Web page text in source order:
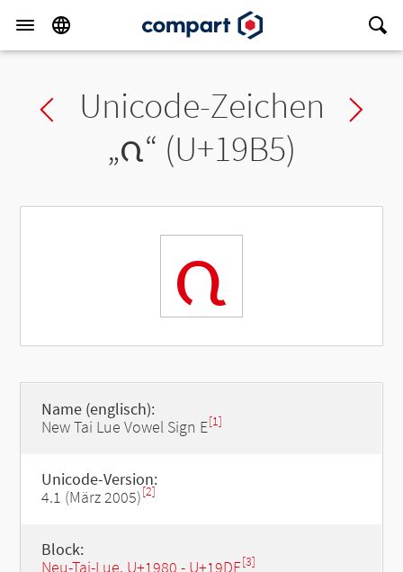
Previous char
Unicode-Zeichen
„ᦵ“ (U+19B5)
ᦵ
Name (englisch):
New Tai Lue Vowel Sign E[1]
Unicode-Version:
4.1 (März 2005)[2]
Block:
Neu-Tai-Lue, U+1980 - U+19DF[3]